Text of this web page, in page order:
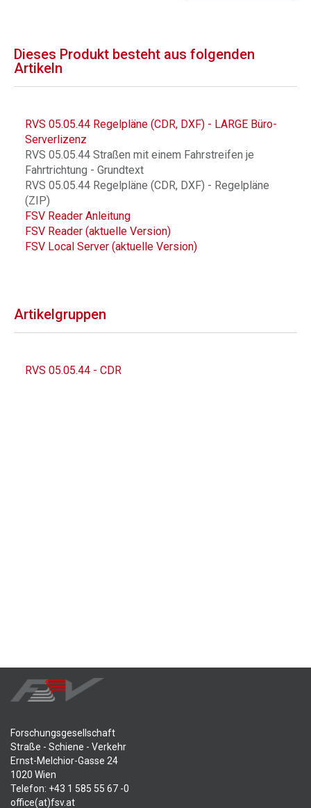
Dieses Produkt besteht aus folgenden
Artikeln
RVS 05.05.44 Regelpläne (CDR, DXF) - LARGE Büro-
Serverlizenz
RVS 05.05.44 Straßen mit einem Fahrstreifen je
Fahrtrichtung - Grundtext
RVS 05.05.44 Regelpläne (CDR, DXF) - Regelpläne
(ZIP)
FSV Reader Anleitung
FSV Reader (aktuelle Version)
FSV Local Server (aktuelle Version)
Artikelgruppen
RVS 05.05.44 - CDR
Forschungsgesellschaft
Straße - Schiene - Verkehr
Ernst-Melchior-Gasse 24
1020 Wien
Telefon: +43 1 585 55 67 -0
office(at)fsv.at